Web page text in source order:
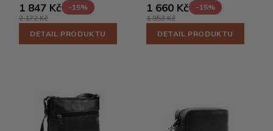
1 847 Kč
-15%
2 172 Kč
DETAIL PRODUKTU
1 660 Kč
-15%
1 953 Kč
DETAIL PRODUKTU